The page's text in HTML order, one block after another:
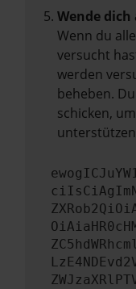
Wende
Wenn du
versucht
werden
beheben.
schicken,